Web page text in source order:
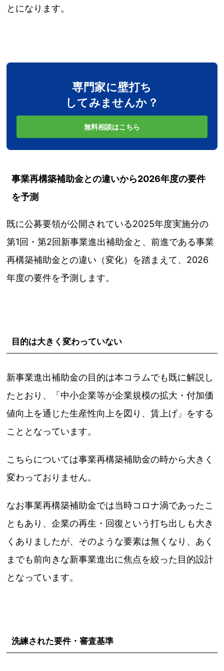
とになります。
専門家に壁打ち
してみませんか？
無料相談はこちら
事業再構築補助金との違いから2026年度の要件
を予測
既に公募要領が公開されている2025年度実施分の
第1回・第2回新事業進出補助金と、前進である事業
再構築補助金との違い（変化）を踏まえて、2026
年度の要件を予測します。
目的は大きく変わっていない
新事業進出補助金の目的は本コラムでも既に解説し
たとおり、「中小企業等が企業規模の拡大・付加価
値向上を通じた生産性向上を図り、賃上げ」をする
こととなっています。
こちらについては事業再構築補助金の時から大きく
変わっておりません。
なお事業再構築補助金では当時コロナ渦であったこ
ともあり、企業の再生・回復という打ち出しも大き
くありましたが、そのような要素は無くなり、あく
までも前向きな新事業進出に焦点を絞った目的設計
となっています。
洗練された要件・審査基準